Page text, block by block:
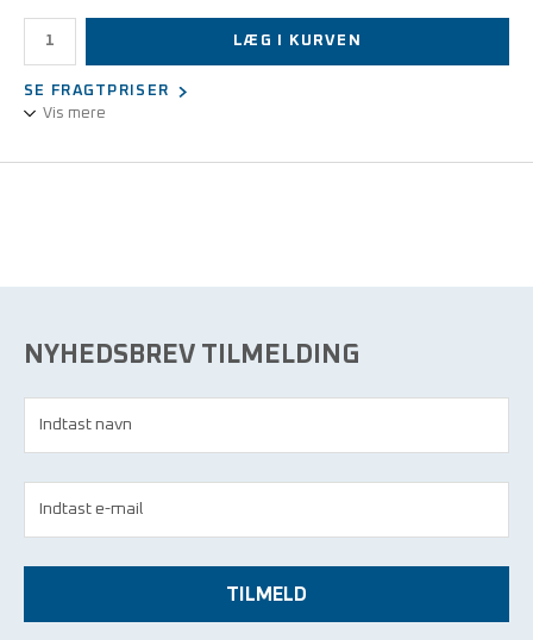
LÆG I KURVEN
SE FRAGTPRISER
Vis mere
NYHEDSBREV TILMELDING
TILMELD